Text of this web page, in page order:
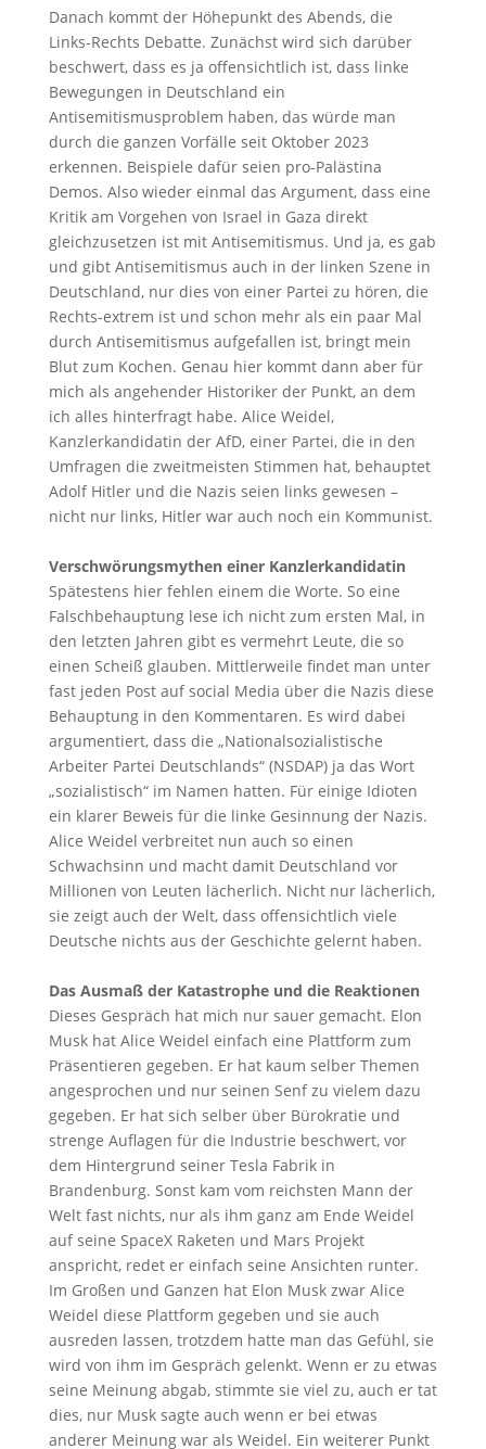
Danach kommt der Höhepunkt des Abends, die
Links-Rechts Debatte. Zunächst wird sich darüber
beschwert, dass es ja offensichtlich ist, dass linke
Bewegungen in Deutschland ein
Antisemitismusproblem haben, das würde man
durch die ganzen Vorfälle seit Oktober 2023
erkennen. Beispiele dafür seien pro-Palästina
Demos. Also wieder einmal das Argument, dass eine
Kritik am Vorgehen von Israel in Gaza direkt
gleichzusetzen ist mit Antisemitismus. Und ja, es gab
und gibt Antisemitismus auch in der linken Szene in
Deutschland, nur dies von einer Partei zu hören, die
Rechts-extrem ist und schon mehr als ein paar Mal
durch Antisemitismus aufgefallen ist, bringt mein
Blut zum Kochen. Genau hier kommt dann aber für
mich als angehender Historiker der Punkt, an dem
ich alles hinterfragt habe. Alice Weidel,
Kanzlerkandidatin der AfD, einer Partei, die in den
Umfragen die zweitmeisten Stimmen hat, behauptet
Adolf Hitler und die Nazis seien links gewesen –
nicht nur links, Hitler war auch noch ein Kommunist.
Verschwörungsmythen einer Kanzlerkandidatin
Spätestens hier fehlen einem die Worte. So eine
Falschbehauptung lese ich nicht zum ersten Mal, in
den letzten Jahren gibt es vermehrt Leute, die so
einen Scheiß glauben. Mittlerweile findet man unter
fast jeden Post auf social Media über die Nazis diese
Behauptung in den Kommentaren. Es wird dabei
argumentiert, dass die „Nationalsozialistische
Arbeiter Partei Deutschlands“ (NSDAP) ja das Wort
„sozialistisch“ im Namen hatten. Für einige Idioten
ein klarer Beweis für die linke Gesinnung der Nazis.
Alice Weidel verbreitet nun auch so einen
Schwachsinn und macht damit Deutschland vor
Millionen von Leuten lächerlich. Nicht nur lächerlich,
sie zeigt auch der Welt, dass offensichtlich viele
Deutsche nichts aus der Geschichte gelernt haben.
Das Ausmaß der Katastrophe und die Reaktionen
Dieses Gespräch hat mich nur sauer gemacht. Elon
Musk hat Alice Weidel einfach eine Plattform zum
Präsentieren gegeben. Er hat kaum selber Themen
angesprochen und nur seinen Senf zu vielem dazu
gegeben. Er hat sich selber über Bürokratie und
strenge Auflagen für die Industrie beschwert, vor
dem Hintergrund seiner Tesla Fabrik in
Brandenburg. Sonst kam vom reichsten Mann der
Welt fast nichts, nur als ihm ganz am Ende Weidel
auf seine SpaceX Raketen und Mars Projekt
anspricht, redet er einfach seine Ansichten runter.
Im Großen und Ganzen hat Elon Musk zwar Alice
Weidel diese Plattform gegeben und sie auch
ausreden lassen, trotzdem hatte man das Gefühl, sie
wird von ihm im Gespräch gelenkt. Wenn er zu etwas
seine Meinung abgab, stimmte sie viel zu, auch er tat
dies, nur Musk sagte auch wenn er bei etwas
anderer Meinung war als Weidel. Ein weiterer Punkt